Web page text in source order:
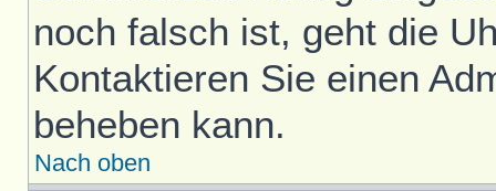
noch falsch ist, geht die
Kontaktieren Sie einen
beheben kann.
Nach oben